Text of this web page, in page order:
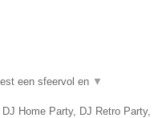
een sfeervol en ▼
Home Party, DJ Retro Party,